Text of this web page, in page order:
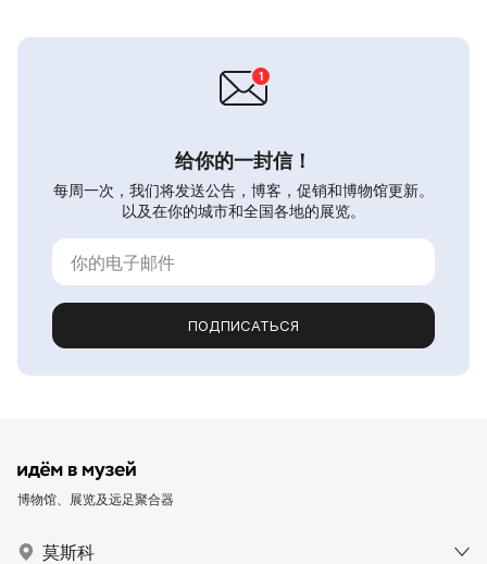
给你的一封信！
每周一次，我们将发送公告，博客，促销和博物馆更新。
以及在你的城市和全国各地的展览。
ПОДПИСАТЬСЯ
博物馆、展览及远足聚合器
莫斯科